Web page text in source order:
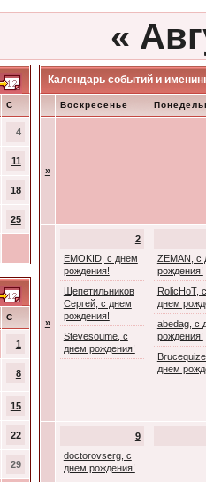
«
С
4
11
18
25
С
1
8
15
22
29
Календарь событий и
Воскресенье
»
»
2
EMOKID, с днем
рождения!
Щепетильников
Сергей, с днем
рождения!
Stevesoume, с
днем рождения!
ZEMAN, с
рождения!
RolicHoT, с
днем
abedag, с
рождения!
днем
9
doctorovserg, с
днем рождения!